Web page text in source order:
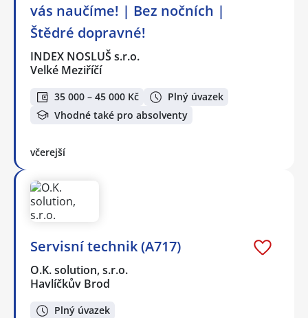
vás naučíme! | Bez nočních |
Štědré dopravné!
INDEX NOSLUŠ s.r.o.
Velké Meziříčí
35 000 – 45 000 Kč
Plný úvazek
Vhodné také pro absolventy
včerejší
Servisní technik (A717)
O.K. solution, s.r.o.
Havlíčkův Brod
Plný úvazek